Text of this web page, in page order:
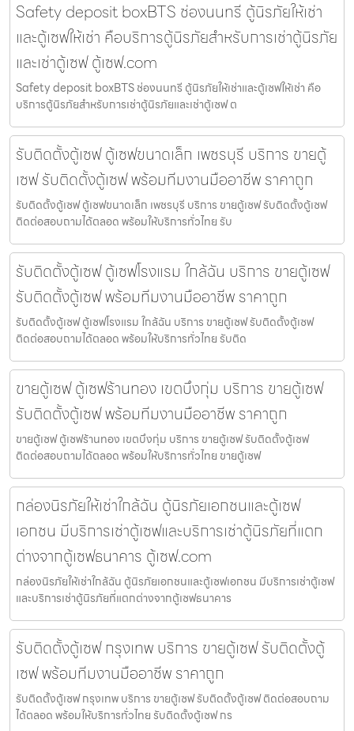
Safety deposit boxBTS ช่องนนทรี ตู้นิรภัยให้เช่า
และตู้เซฟให้เช่า คือบริการตู้นิรภัยสำหรับการเช่าตู้นิรภัย
และเช่าตู้เซฟ ตู้เซฟ.com
Safety deposit boxBTS ช่องนนทรี ตู้นิรภัยให้เช่าและตู้เซฟให้เช่า คือ
บริการตู้นิรภัยสำหรับการเช่าตู้นิรภัยและเช่าตู้เซฟ ต
รับติดตั้งตู้เซฟ ตู้เซฟขนาดเล็ก เพชรบุรี บริการ ขายตู้
เซฟ รับติดตั้งตู้เซฟ พร้อมทีมงานมืออาชีพ ราคาถูก
รับติดตั้งตู้เซฟ ตู้เซฟขนาดเล็ก เพชรบุรี บริการ ขายตู้เซฟ รับติดตั้งตู้เซฟ
ติดต่อสอบถามได้ตลอด พร้อมให้บริการทั่วไทย รับ
รับติดตั้งตู้เซฟ ตู้เซฟโรงแรม ใกล้ฉัน บริการ ขายตู้เซฟ
รับติดตั้งตู้เซฟ พร้อมทีมงานมืออาชีพ ราคาถูก
รับติดตั้งตู้เซฟ ตู้เซฟโรงแรม ใกล้ฉัน บริการ ขายตู้เซฟ รับติดตั้งตู้เซฟ
ติดต่อสอบถามได้ตลอด พร้อมให้บริการทั่วไทย รับติด
ขายตู้เซฟ ตู้เซฟร้านทอง เขตบึงกุ่ม บริการ ขายตู้เซฟ
รับติดตั้งตู้เซฟ พร้อมทีมงานมืออาชีพ ราคาถูก
ขายตู้เซฟ ตู้เซฟร้านทอง เขตบึงกุ่ม บริการ ขายตู้เซฟ รับติดตั้งตู้เซฟ
ติดต่อสอบถามได้ตลอด พร้อมให้บริการทั่วไทย ขายตู้เซฟ
กล่องนิรภัยให้เช่าใกล้ฉัน ตู้นิรภัยเอกชนและตู้เซฟ
เอกชน มีบริการเช่าตู้เซฟและบริการเช่าตู้นิรภัยที่แตก
ต่างจากตู้เซฟธนาคาร ตู้เซฟ.com
กล่องนิรภัยให้เช่าใกล้ฉัน ตู้นิรภัยเอกชนและตู้เซฟเอกชน มีบริการเช่าตู้เซฟ
และบริการเช่าตู้นิรภัยที่แตกต่างจากตู้เซฟธนาคาร
รับติดตั้งตู้เซฟ กรุงเทพ บริการ ขายตู้เซฟ รับติดตั้งตู้
เซฟ พร้อมทีมงานมืออาชีพ ราคาถูก
รับติดตั้งตู้เซฟ กรุงเทพ บริการ ขายตู้เซฟ รับติดตั้งตู้เซฟ ติดต่อสอบถาม
ได้ตลอด พร้อมให้บริการทั่วไทย รับติดตั้งตู้เซฟ กร